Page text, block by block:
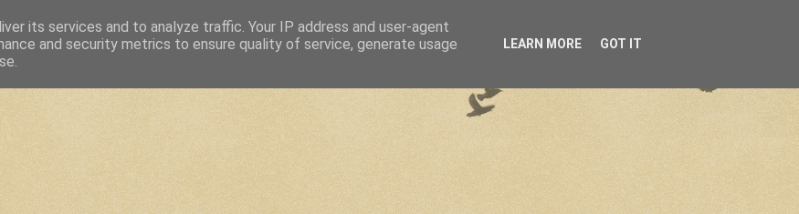
its services and to analyze traffic. Your IP address and user-agent
and security metrics to ensure quality of service, generate usage
LEARN MORE GOT IT